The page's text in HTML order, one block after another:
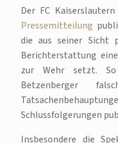
Der FC
Pressemitteilung
die aus seiner Sicht
Berichterstattung
zur Wehr setzt.
Betzenberger
Schlussfolgerungen
Insbesondere die